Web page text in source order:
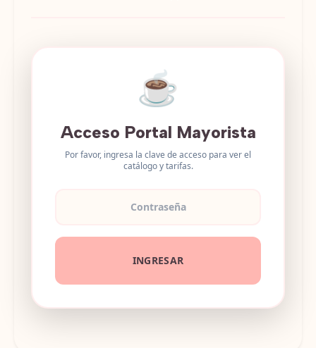
☕
Acceso Portal Mayorista
Por favor, ingresa la clave de acceso para ver el
catálogo y tarifas.
INGRESAR